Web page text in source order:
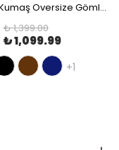
Keten Kumaş Oversize Gömlek - Siyah
₺ 1,399.00
₺ 1,099.99
+1